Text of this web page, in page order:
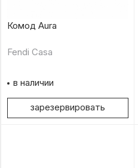
Комод Aura
Fendi Casa
в наличии
зарезервировать